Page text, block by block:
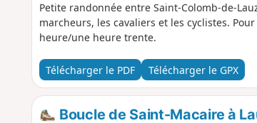
Petite randonnée entre Saint-Colomb-de-
marcheurs, les cavaliers et les cyclistes.
heure/une heure trente.
Télécharger le PDF Télécharger le GPX
Boucle de Saint-Macaire à